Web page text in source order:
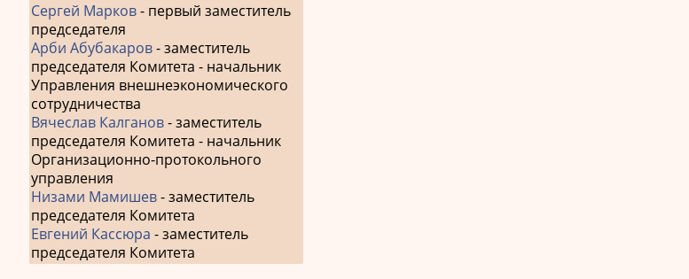
Сергей Марков- первый заместитель
председателя
Арби Абубакаров- заместитель
председателя Комитета - начальник
Управления внешнеэкономического
сотрудничества
Вячеслав Калганов- заместитель
председателя Комитета - начальник
Организационно-протокольного
управления
Низами Мамишев- заместитель
председателя Комитета
Евгений Кассюра - заместитель
председателя Комитета